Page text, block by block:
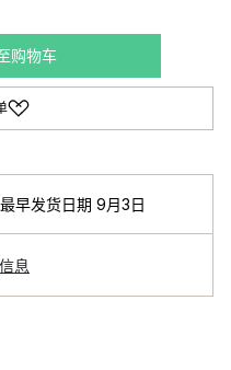
购物车
最早发货日期 9月3日
息